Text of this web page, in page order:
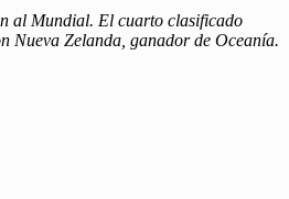
al Mundial. El cuarto clasificado
Nueva Zelanda, ganador de Oceanía.